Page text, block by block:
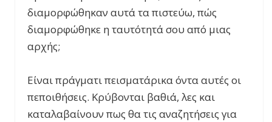
διαμορφώθηκαν αυτά τα πιστεύω, πώς
διαμορφώθηκε η ταυτότητά σου από μιας
αρχής;
Είναι πράγματι πεισματάρικα όντα αυτές οι
πεποιθήσεις. Κρύβονται βαθιά, λες και
καταλαβαίνουν πως θα τις αναζητήσεις για